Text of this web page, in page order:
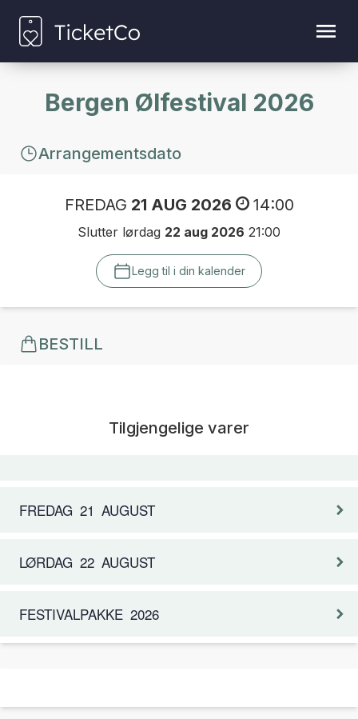
Bergen Ølfestival 2026
Arrangementsdato
FREDAG 21 AUG 2026 14:00
Slutter lørdag 22 aug 2026 21:00
Legg til i din kalender
BESTILL
Tilgjengelige varer
FREDAG 21 AUGUST
LØRDAG 22 AUGUST
FESTIVALPAKKE 2026